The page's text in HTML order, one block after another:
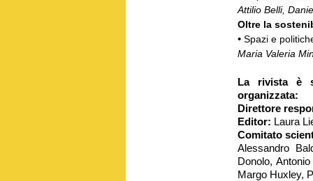
Attilio Belli,
Oltre la
• Spazi e
Maria Valeria
La rivista è
organizzata:
Direttore
Editor: Laura
Comitato
Alessandro
Donolo,
Margo Huxley,